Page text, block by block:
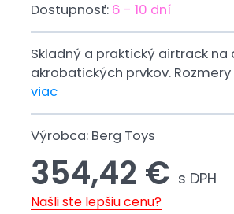
Dostupnosť: 6 - 10 dní
Skladný a praktický airtrack
akrobatických prvkov.
viac
Výrobca: Berg Toys
354,42 € s DPH
Našli ste lepšiu cenu?